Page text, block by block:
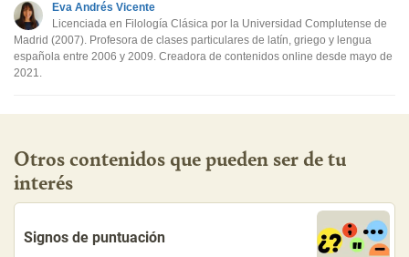
Otro
Eva Andrés Vicente
Licenciada en Filología Clásica por la Universidad Complutense de
Madrid (2007). Profesora de clases particulares de latín, griego y lengua
española entre 2006 y 2009. Creadora de contenidos online desde mayo de
2021.
Otros contenidos que pueden ser de tu
interés
Signos de puntuación